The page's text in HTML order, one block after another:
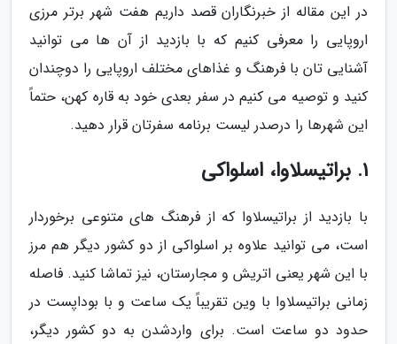
در این مقاله از خبرنگاران قصد داریم هفت شهر برتر مرزی
اروپایی را معرفی کنیم که با بازدید از آن ها می توانید
آشنایی تان با فرهنگ و غذاهای مختلف اروپایی را دوچندان
کنید و توصیه می کنیم در سفر بعدی خود به قاره کهن، حتماً
این شهرها را درصدر لیست برنامه سفرتان قرار دهید.
1. براتیسلاوا، اسلواکی
با بازدید از براتیسلاوا که از فرهنگ های متنوعی برخوردار
است، می توانید علاوه بر اسلواکی از دو کشور دیگر هم مرز
با این شهر یعنی اتریش و مجارستان، نیز تماشا کنید. فاصله
زمانی براتیسلاوا با وین تقریباً یک ساعت و با بوداپست در
حدود دو ساعت است. برای واردشدن به دو کشور دیگر،